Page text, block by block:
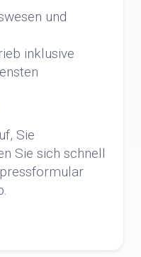
und
inklusive
Sie
Sie sich schnell